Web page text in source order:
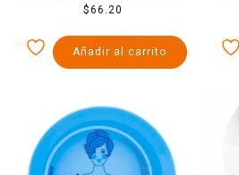
concha nácar 110 g
$66.20
Añadir al carrito